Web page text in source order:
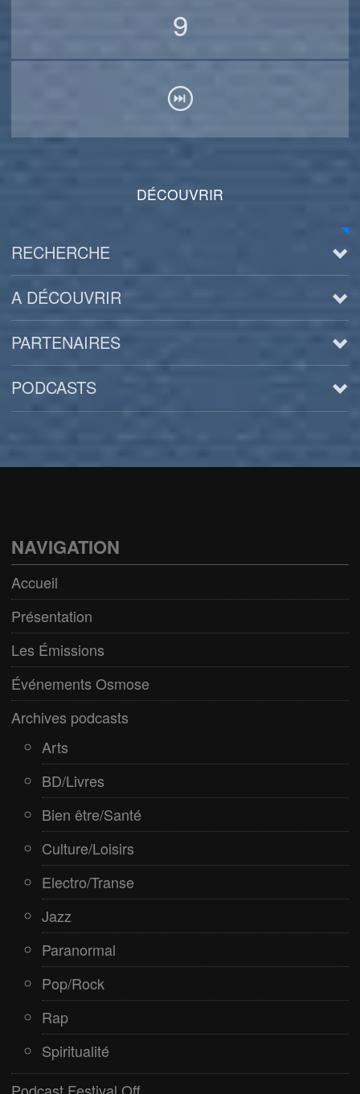
9
DÉCOUVRIR
RECHERCHE
A DÉCOUVRIR
PARTENAIRES
PODCASTS
BD/Livres
Electro/Transe
Paranormal
Pop/Rock
Rap
Spiritualité
NAVIGATION
Accueil
Présentation
Les Émissions
Événements Osmose
Archives podcasts
Arts
BD/Livres
Bien être/Santé
Culture/Loisirs
Electro/Transe
Jazz
Paranormal
Pop/Rock
Rap
Spiritualité